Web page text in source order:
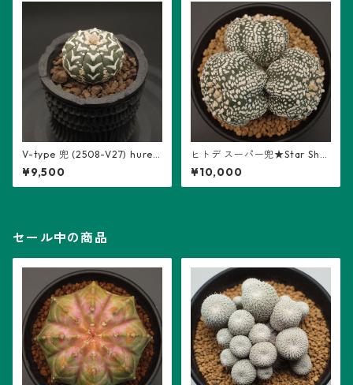
V-type 兜 (2508-V27) hures
om鉢入り：アストロフィツム
属 ※実生
¥9,500
ヒトデ スーパー兜★Star Sha
pe(2506-TT02)：アストロフ
ィツム属 ※実生、多頭
¥10,000
セール中の商品